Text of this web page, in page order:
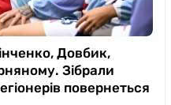
Довбик,
Зібрали
повернеться